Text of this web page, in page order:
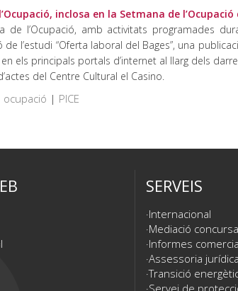
inclosa en la Setmana de l’Ocupació
de l’Ocupació, amb activitats programades
de l’estudi “Oferta laboral del Bages”, una
els principals portals d’internet al llarg dels
del Centre Cultural el Casino.
ocupació | PICE
SERVEIS
Internacional
Mediació
Informes
Assessoria jurídica
Transició
Servei de